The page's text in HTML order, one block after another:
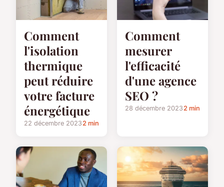
Comment
l'isolation
thermique
peut réduire
votre facture
énergétique
22 décembre 2023 2 min
Comment
mesurer
l'efficacité
d'une agence
SEO ?
28 décembre 2023 2 min